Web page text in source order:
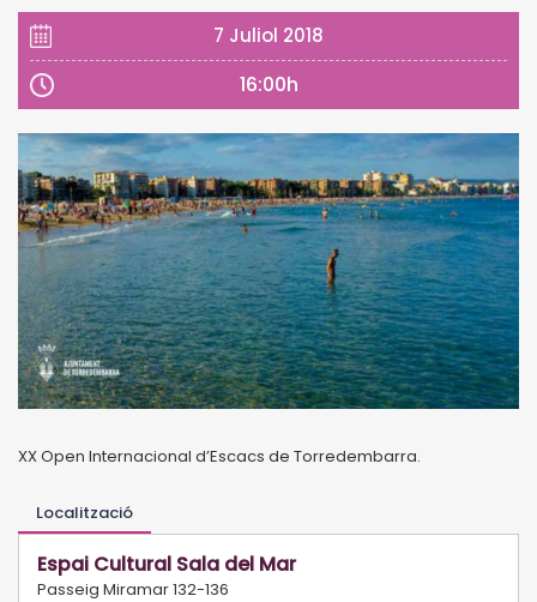
7 Juliol 2018
16:00h
XX Open Internacional d’Escacs de Torredembarra.
Localització
Espai Cultural Sala del Mar
Passeig Miramar 132-136